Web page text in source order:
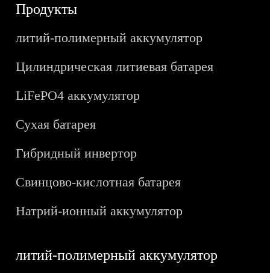
Продукты
литий-полимерный аккумулятор
Цилиндрическая литиевая батарея
LiFePO4 аккумулятор
Сухая батарея
Гибридный инвертор
Свинцово-кислотная батарея
Натрий-ионный аккумулятор
литий-полимерный аккумулятор